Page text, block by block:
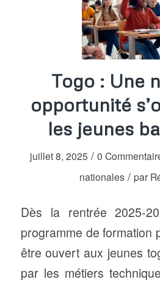
Togo : Une
opportunité
les jeunes
juillet 8, 2025 / 0
nationales / par
Dès la rentrée 2025-
programme de formation
être ouvert aux jeunes
par les métiers